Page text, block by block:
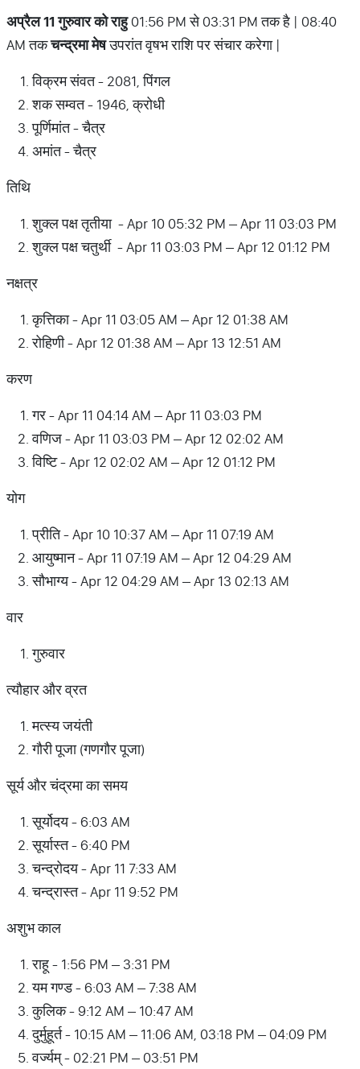
अप्रैल 11 गुरुवार को राहु01:56 PM से 03:31 PM तक है | 08:40
AM तकचन्द्रमा मेषउपरांत वृषभ राशि पर संचार करेगा |
विक्रम संवत - 2081, पिंगल
शक सम्वत - 1946, क्रोधी
पूर्णिमांत - चैत्र
अमांत - चैत्र
तिथि
शुक्ल पक्ष तृतीया - Apr 10 05:32 PM – Apr 11 03:03 PM
शुक्ल पक्ष चतुर्थी - Apr 11 03:03 PM – Apr 12 01:12 PM
नक्षत्र
कृत्तिका - Apr 11 03:05 AM – Apr 12 01:38 AM
रोहिणी - Apr 12 01:38 AM – Apr 13 12:51 AM
करण
गर - Apr 11 04:14 AM – Apr 11 03:03 PM
वणिज - Apr 11 03:03 PM – Apr 12 02:02 AM
विष्टि - Apr 12 02:02 AM – Apr 12 01:12 PM
योग
प्रीति - Apr 10 10:37 AM – Apr 11 07:19 AM
आयुष्मान - Apr 11 07:19 AM – Apr 12 04:29 AM
सौभाग्य - Apr 12 04:29 AM – Apr 13 02:13 AM
वार
गुरुवार
त्यौहार और व्रत
मत्स्य जयंती
गौरी पूजा (गणगौर पूजा)
सूर्य और चंद्रमा का समय
सूर्योदय - 6:03 AM
सूर्यास्त - 6:40 PM
चन्द्रोदय - Apr 11 7:33 AM
चन्द्रास्त - Apr 11 9:52 PM
अशुभ काल
राहू - 1:56 PM – 3:31 PM
यम गण्ड - 6:03 AM – 7:38 AM
कुलिक - 9:12 AM – 10:47 AM
दुर्मुहूर्त - 10:15 AM – 11:06 AM, 03:18 PM – 04:09 PM
वर्ज्यम् - 02:21 PM – 03:51 PM